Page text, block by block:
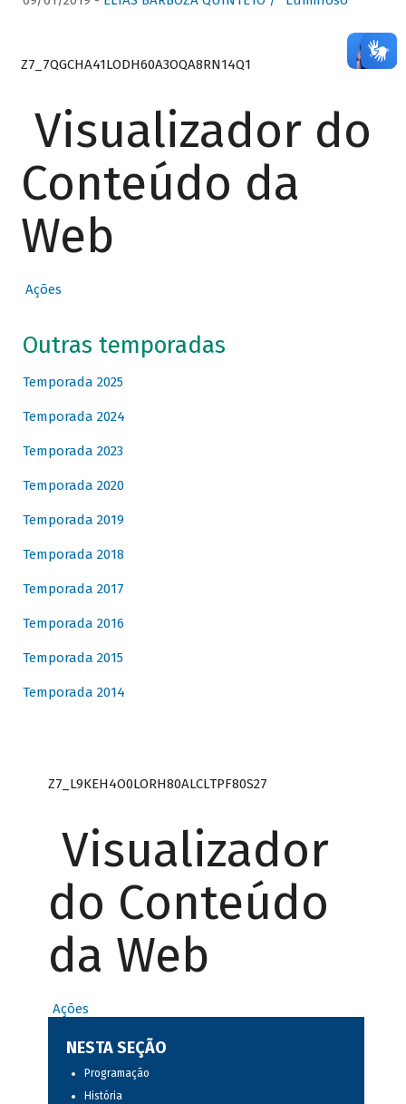
Z7_7QGCHA41LODH60A3OQA8RN14Q1
Visualizador do
Conteúdo da
Web
Ações
Outras temporadas
Temporada 2025
Temporada 2024
Temporada 2023
Temporada 2020
Temporada 2019
Temporada 2018
Temporada 2017
Temporada 2016
Temporada 2015
Temporada 2014
Z7_L9KEH4O0LORH80ALCLTPF80S27
Visualizador
do Conteúdo
da Web
Ações
NESTA SEÇÃO
Programação
História